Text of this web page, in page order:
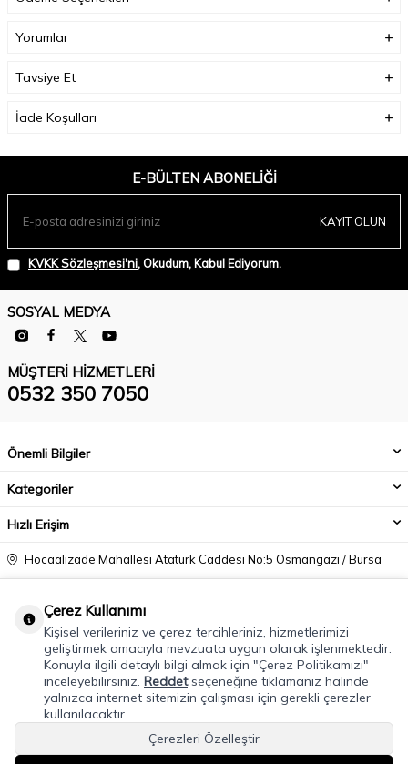
Yorumlar
Tavsiye Et
İade Koşulları
E-BÜLTEN ABONELIĞI
KAYIT OLUN
KVKK Sözleşmesi'ni, Okudum, Kabul Ediyorum.
SOSYAL MEDYA
MÜŞTERI HIZMETLERI
0532 350 7050
Önemli Bilgiler
Kategoriler
Hızlı Erişim
Hocaalizade Mahallesi Atatürk Caddesi No:5 Osmangazi / Bursa
info@modacadiri.com
Çerez Kullanımı
Kişisel verileriniz ve çerez tercihleriniz, hizmetlerimizi
geliştirmek amacıyla mevzuata uygun olarak işlenmektedir.
Konuyla ilgili detaylı bilgi almak için "Çerez Politikamızı"
inceleyebilirsiniz. Reddetseçeneğine tıklamanız halinde
yalnızca internet sitemizin çalışması için gerekli çerezler
kullanılacaktır.
Çerezleri Özelleştir